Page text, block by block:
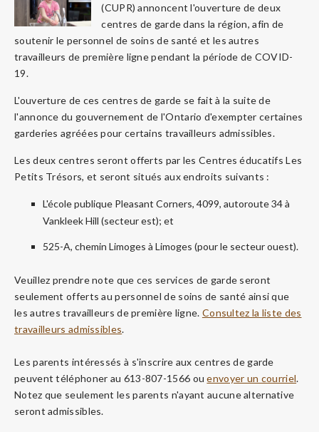
(CUPR) annoncent l'ouverture de deux
centres de garde dans la région, afin de
soutenir le personnel de soins de santé et les autres
travailleurs de première ligne pendant la période de COVID-
19.
L'ouverture de ces centres de garde se fait à la suite de
l'annonce du gouvernement de l'Ontario d'exempter certaines
garderies agréées pour certains travailleurs admissibles.
Les deux centres seront offerts par les Centres éducatifs Les
Petits Trésors, et seront situés aux endroits suivants :
L'école publique Pleasant Corners, 4099, autoroute 34 à
Vankleek Hill (secteur est); et
525-A, chemin Limoges à Limoges (pour le secteur ouest).
Veuillez prendre note que ces services de garde seront
seulement offerts au personnel de soins de santé ainsi que
les autres travailleurs de première ligne. Consultez la liste des
travailleurs admissibles.
Les parents intéressés à s'inscrire aux centres de garde
peuvent téléphoner au 613-807-1566 ouenvoyer un courriel.
Notez que seulement les parents n'ayant aucune alternative
seront admissibles.